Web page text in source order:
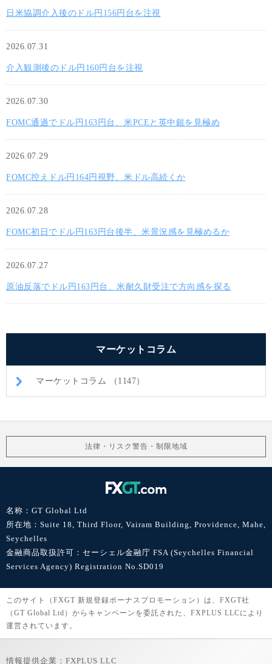
日米協調介入後のドル円156円台を注視
2026.07.31
介入観測後のドル円160円台を注視
2026.07.30
FOMC通過でドル円163円台、米PCEと英中銀を見極め
2026.07.29
FOMC控えドル円164円視野、米ドル高続くか
2026.07.28
FOMC初日でドル円163円台後半、米景況感を見極めるか
2026.07.27
原油反落でドル円163円台、米耐久財受注で方向感を探る
マーケットコラム
マーケットコラム （1147）
法律・リスク警告・制限地域
名称：GT Global Ltd
所在地：Suite 18, Third Floor, Vairam Building, Providence, Mahe,
Seychelles
金融商品取扱許可：セーシェル金融庁 FSA (Seychelles Financial
Services Agency) Registration No.SD019
このサイト（FXGT 新規登録ボーナスプロモーション）は、FXGT社
（GT Global Ltd）からキャンペーンを委託された、FXPLUS LLCにより
運営されています。
情報提供企業：FXPLUS LLC